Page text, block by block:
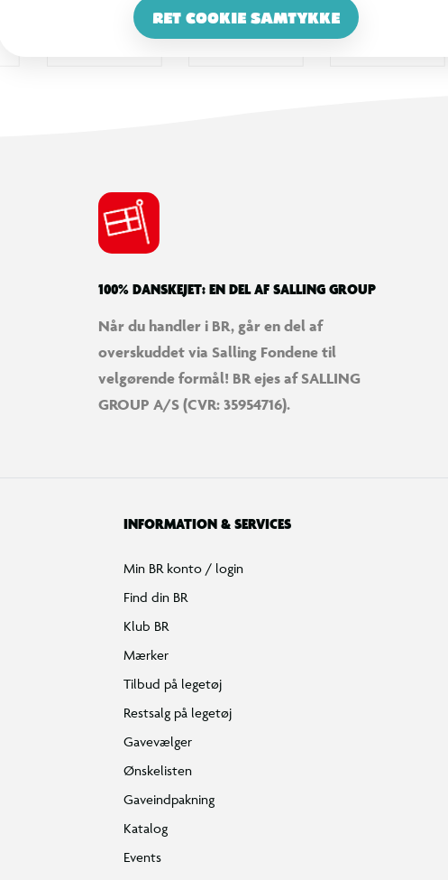
RET COOKIE SAMTYKKE
100% DANSKEJET: EN DEL AF SALLING GROUP
Når du handler i BR, går en del af
overskuddet via Salling Fondene til
velgørende formål! BR ejes af SALLING
GROUP A/S (CVR: 35954716).
INFORMATION & SERVICES
Min BR konto / login
Find din BR
Klub BR
Mærker
Tilbud på legetøj
Restsalg på legetøj
Gavevælger
Ønskelisten
Gaveindpakning
Katalog
Events